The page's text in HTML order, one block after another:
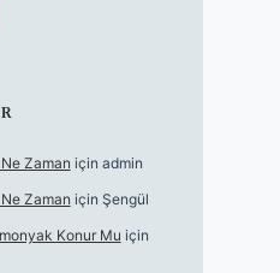
Zaman için admin
Zaman için Şengül
Konur Mu için